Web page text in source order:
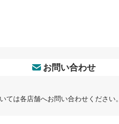
お問い合わせ
は各店舗へお問い合わせください。